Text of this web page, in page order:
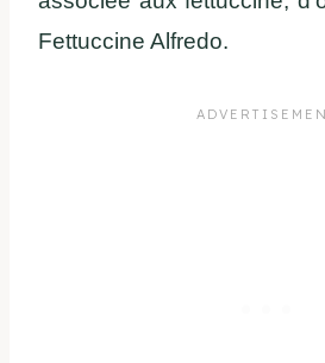
Fettuccine Alfredo.